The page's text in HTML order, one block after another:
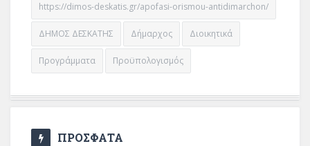
https://dimos-deskatis.gr/apofasi-orismou-antidimarchon/
ΔΗΜΟΣ ΔΕΣΚΑΤΗΣ Δήμαρχος Διοικητικά
Προγράμματα Προϋπολογισμός
ΠΡΟΣΦΑΤΑ